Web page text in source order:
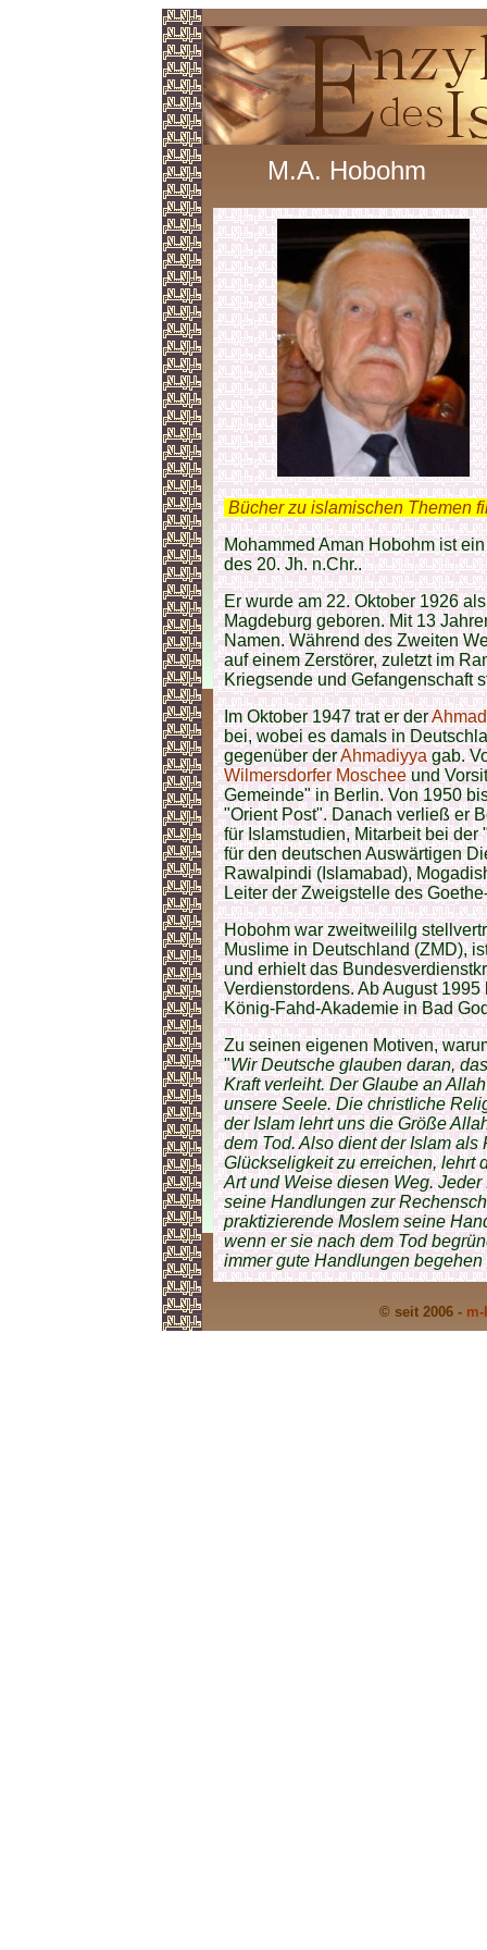
M.A. Hobohm
Bücher zu islamischen Themen
Mohammed Aman Hobohm ist
des 20. Jh. n.Chr..
Er wurde am 22. Oktober 1926
Magdeburg geboren. Mit 13
Namen. Während des Zweiten
auf einem Zerstörer, zuletzt im
Kriegsende und Gefangenschaft
Im Oktober 1947 trat er der
bei, wobei es damals in
gegenüber derAhmadiyyagab.
Wilmersdorfer Moscheeund
Gemeinde" in Berlin. Von 1950
"Orient Post". Danach verließ er
für Islamstudien, Mitarbeit bei
für den deutschen Auswärtigen
Rawalpindi (Islamabad),
Leiter der Zweigstelle des
Hobohm war zweitweililg
Muslime in Deutschland (ZMD),
und erhielt das
Verdienstordens. Ab August
König-Fahd-Akademie in Bad
Zu seinen eigenen Motiven,
"Wir Deutsche glauben daran,
Kraft verleiht. Der Glaube an
unsere Seele. Die christliche
der Islam lehrt uns die Größe
dem Tod. Also dient der Islam
Glückseligkeit zu erreichen, lehrt
Art und Weise diesen Weg.
seine Handlungen zur
praktizierende Moslem seine
wenn er sie nach dem Tod
immer gute Handlungen begehen
© seit 2006 -